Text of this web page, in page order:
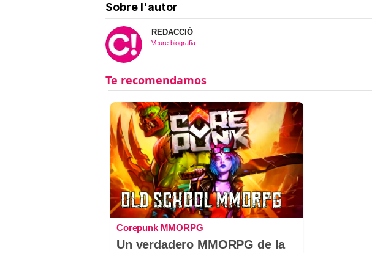
Sobre l'autor
REDACCIÓ
Veure biografia
Corepunk MMORPG
Un verdadero MMORPG de la